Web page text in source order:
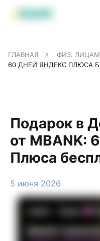
Продукты MBANK
ГЛАВНАЯ ФИЗ. ЛИЦАМ
Подарок в
от MBANK:
Плюса
5 июня 2026